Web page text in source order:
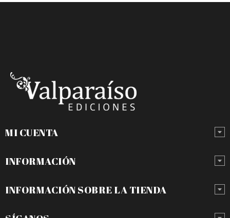
MI CUENTA
INFORMACIÓN
INFORMACIÓN SOBRE LA TIENDA